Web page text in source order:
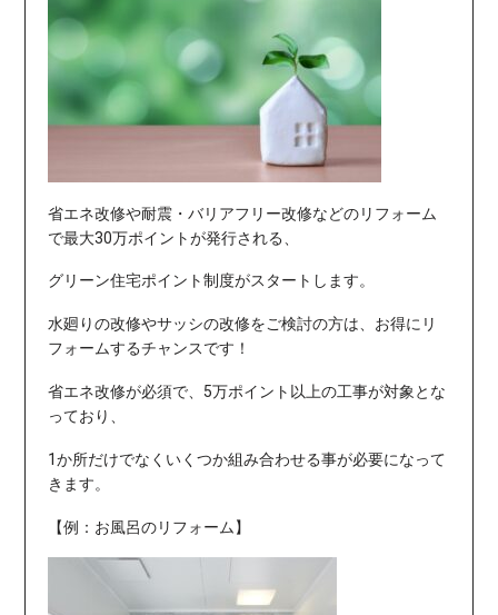
省エネ改修や耐震・バリアフリー改修などのリフォーム
で最大30万ポイントが発行される、
グリーン住宅ポイント制度がスタートします。
水廻りの改修やサッシの改修をご検討の方は、お得にリ
フォームするチャンスです！
省エネ改修が必須で、5万ポイント以上の工事が対象とな
っており、
1か所だけでなくいくつか組み合わせる事が必要になって
きます。
【例：お風呂のリフォーム】